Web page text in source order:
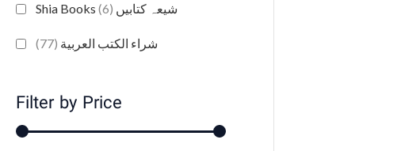
Shia Books شیعہ کتابیں (6)
شراء الكتب العربية (77)
Filter by Price